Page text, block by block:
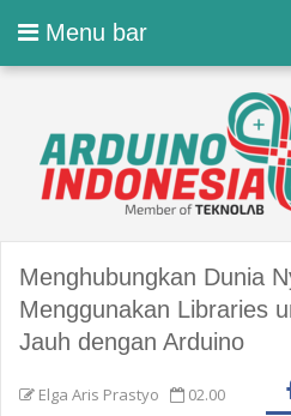
Menu bar
Menghubungkan Dunia
Menggunakan Libraries
Jauh dengan Arduino
Elga Aris Prastyo 02.00